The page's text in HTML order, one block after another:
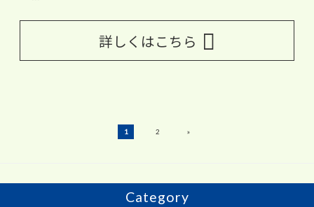
詳しくはこちら
1 2 »
Category